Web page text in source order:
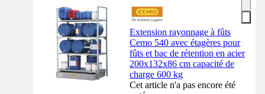
Extension rayonnage à fûts
Cemo 540 avec étagères pour
fûts et bac de rétention en acier
200x132x86 cm capacité de
charge 600 kg
Cet article n'a pas encore été